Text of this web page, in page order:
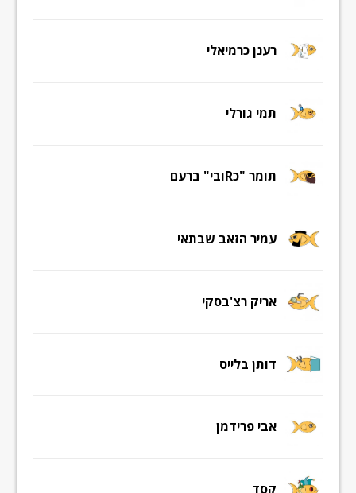
רענן כרמיאלי
תמי גורלי
תומר "כRובי" ברעם
עמיר הזאב שבתאי
אריק רצ'בסקי
דותן בלייס
אבי פרידמן
קסד